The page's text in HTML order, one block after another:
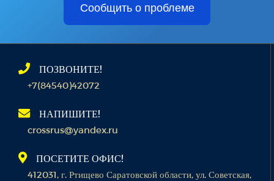
Сообщить о проблеме
ПОЗВОНИТЕ!
+7(84540)42072
НАПИШИТЕ!
crossrus@yandex.ru
ПОСЕТИТЕ ОФИС!
412031, г. Ртищево Саратовской области, ул. Советская,